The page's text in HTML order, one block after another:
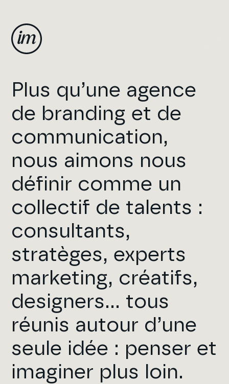
Plus qu’une agence
de branding et de
communication,
nous aimons nous
définir comme un
collectif de talents :
consultants,
stratèges, experts
marketing, créatifs,
designers… tous
réunis autour d’une
seule idée : penser et
imaginer plus loin.